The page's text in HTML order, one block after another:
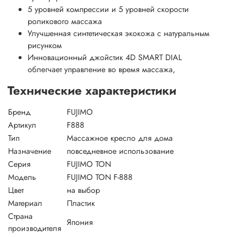
5 уровней компрессии и 5 уровней скорости
роликового массажа
Улучшенная синтетическая экокожа с натуральным
рисунком
Инновационный джойстик 4D SMART DIAL
облегчает управление во время массажа,
Технические характеристики
Бренд
FUJIMO
Артикул
F888
Тип
Массажное кресло для дома
Назначение
повседневное использование
Серия
FUJIMO TON
Модель
FUJIMO TON F-888
Цвет
на выбор
Материал
Пластик
Страна
производителя
Япония